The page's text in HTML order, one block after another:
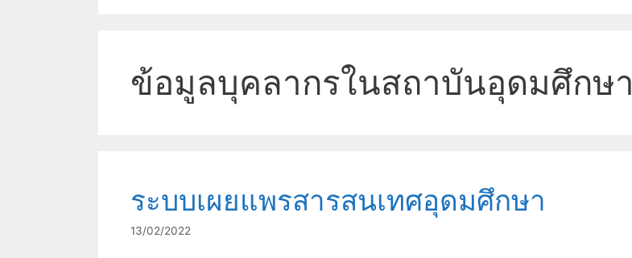
ข้อมูลบุคลากรในสถาบันอุดมศึกษา
ระบบเผยแพรสารสนเทศอุดมศึกษา
13/02/2022